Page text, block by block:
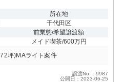
所在地
千代田区
前業態/希望譲渡額
メイド喫茶/600万円
坪)MAライト案件
譲渡No.：9987
公開日：2023-06-25